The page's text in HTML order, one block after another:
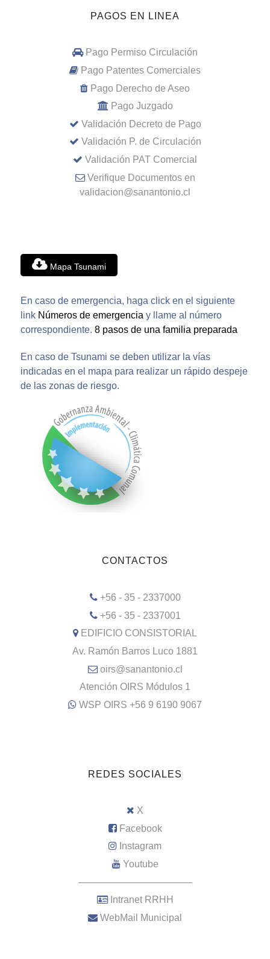
PAGOS EN LINEA
Pago Permiso Circulación
Pago Patentes Comerciales
Pago Derecho de Aseo
Pago Juzgado
Validación Decreto de Pago
Validación P. de Circulación
Validación PAT Comercial
Verifique Documentos en
validacion@sanantonio.cl
Mapa Tsunami
En caso de emergencia, haga click en el siguiente
link Números de emergencia y llame al número
correspondiente. 8 pasos de una familia preparada
En caso de Tsunami se deben utilizar la vías
indicadas en el mapa para realizar un rápido despeje
de las zonas de riesgo.
CONTACTOS
+56 - 35 - 2337000
+56 - 35 - 2337001
EDIFICIO CONSISTORIAL
Av. Ramón Barros Luco 1881
oirs@sanantonio.cl
Atención OIRS Módulos 1
WSP OIRS +56 9 6190 9067
REDES SOCIALES
X
Facebook
Instagram
Youtube
–––––––––––––––––––––
Intranet RRHH
WebMail Municipal